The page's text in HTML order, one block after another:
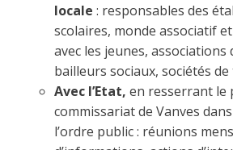
locale : responsables des
scolaires, monde associatif
avec les jeunes, associations
bailleurs sociaux, sociétés
Avec l’Etat, en resserrant le
commissariat de Vanves
l’ordre public : réunions